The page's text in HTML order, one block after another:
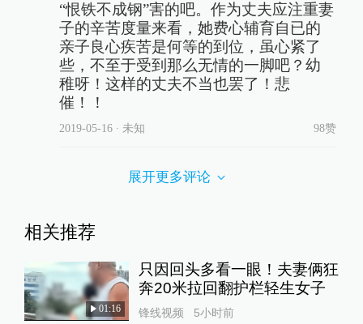
“恨铁不成钢”害的吧。作为丈夫应注重妻
子的辛苦度量来看，她费心辅育自已的
亲子良心疾苦是何等的到位，虽心紧了
些，不至于受到那么无情的一脚吧？幼
稚呀！这样的丈夫不当也罢了！悲
催！！
2019-05-16∙ 未知 98赞
展开更多评论
相关推荐
01:16
只因回头多看一眼！夫妻俩狂
奔20米拉回翻护栏轻生女子
锋线视频
5小时前